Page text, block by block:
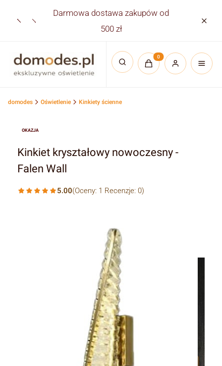
Darmowa dostawa zakupów od
500 zł
Otwórz wyszukiwarkę
Produkty w
domodes Oświetlenie Kinkiety ścienne
OKAZJA
Kinkiet kryształowy nowoczesny -
Falen Wall
5.00(Oceny: 1 Recenzje: 0)